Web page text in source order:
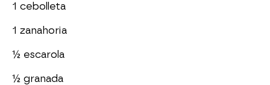
1 cebolleta
1 zanahoria
½ escarola
½ granada